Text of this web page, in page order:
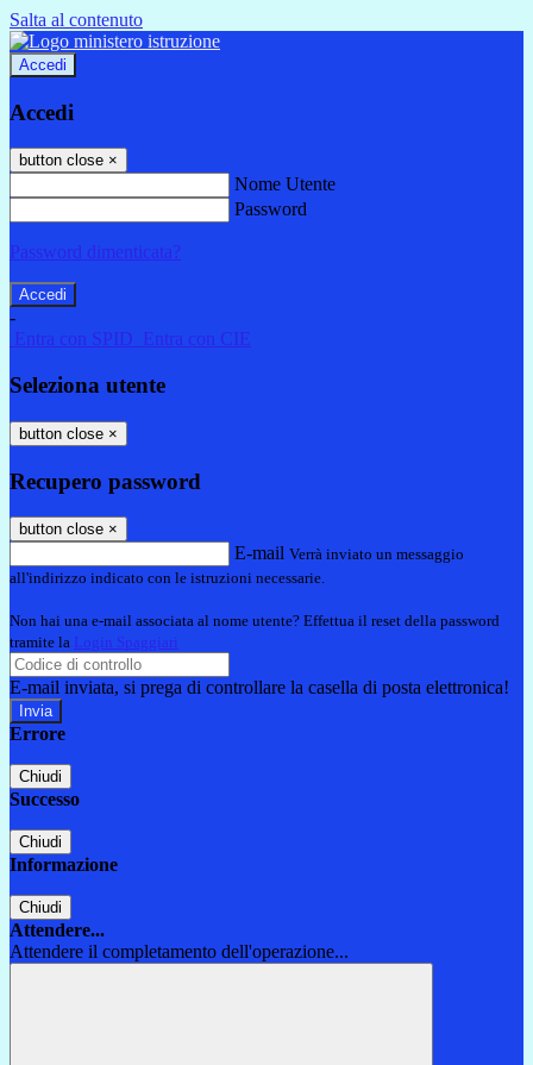
Salta al contenuto
Accedi
Accedi
button close ×
Nome Utente
Password
Password dimenticata?
-
Entra con SPID
Entra con CIE
Seleziona utente
button close ×
Recupero password
button close ×
E-mail Verrà inviato un messaggio
all'indirizzo indicato con le istruzioni necessarie.
Non hai una e-mail associata al nome utente? Effettua il reset della password
tramite la Login Spaggiari
E-mail inviata, si prega di controllare la casella di posta elettronica!
Errore
Chiudi
Successo
Chiudi
Informazione
Chiudi
Attendere...
Attendere il completamento dell'operazione...